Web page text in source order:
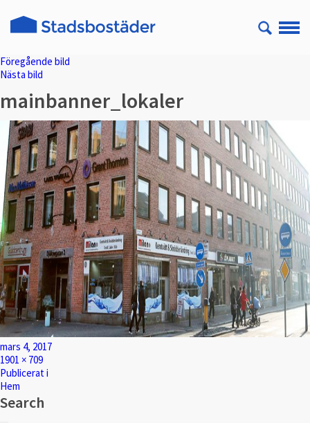
Föregående bild
Nästa bild
mainbanner_lokaler
Postat
mars 4, 2017
Full
storlek
1901 × 709
Inläggsnavigering
Publicerat i
Hem
Search